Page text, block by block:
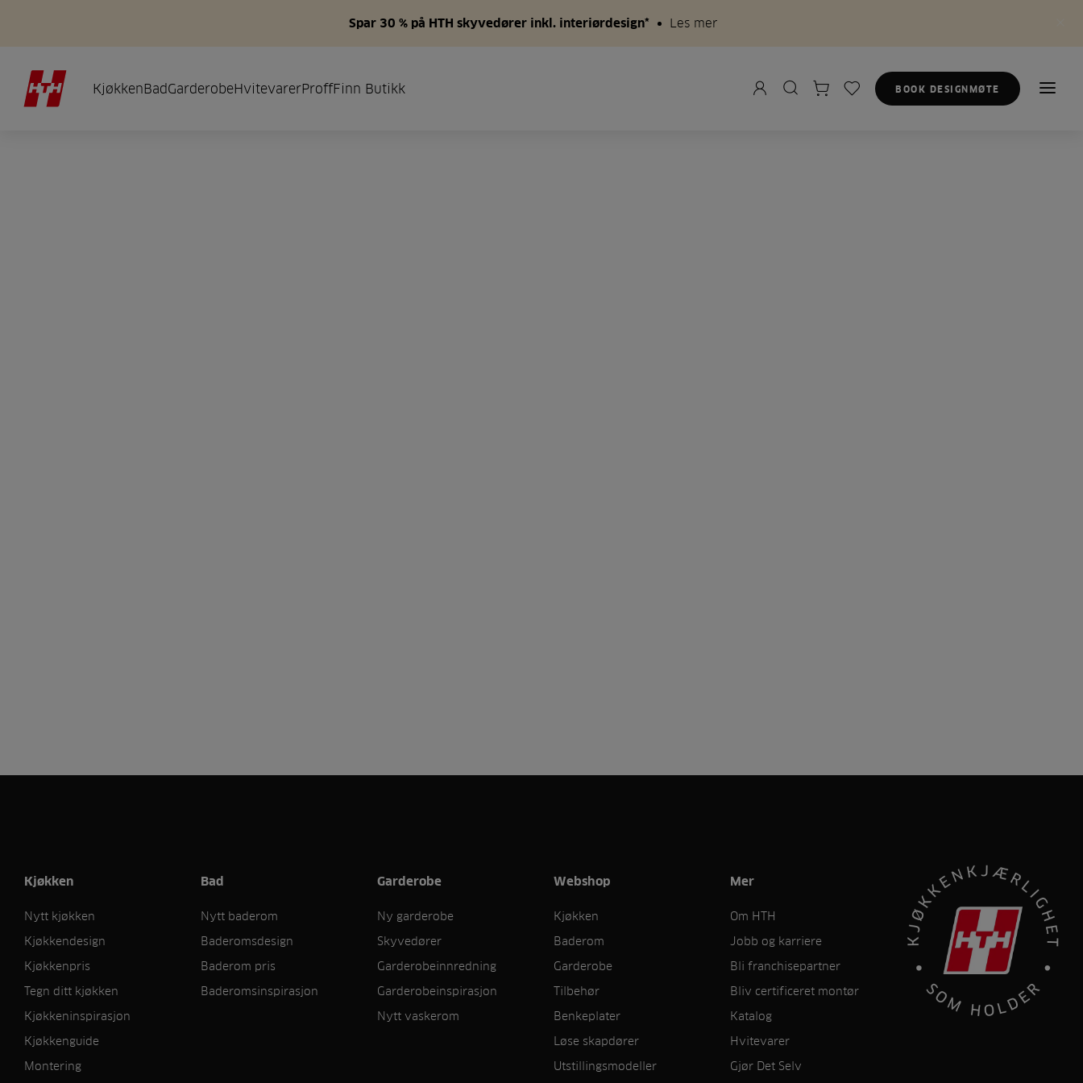
Spar 30 % på HTH skyvedører inkl. interiørdesign* Les mer
KjøkkenBadGarderobeHvitevarerProffFinn Butikk BOOK DESIGNMØTE
Kjøkken
Nytt kjøkken
Kjøkkendesign
Kjøkkenpris
Tegn ditt kjøkken
Kjøkkeninspirasjon
Kjøkkenguide
Montering
Bad
Nytt baderom
Baderomsdesign
Baderom pris
Baderomsinspirasjon
Garderobe
Ny garderobe
Skyvedører
Garderobeinnredning
Garderobeinspirasjon
Nytt vaskerom
Webshop
Kjøkken
Baderom
Garderobe
Tilbehør
Benkeplater
Løse skapdører
Utstillingsmodeller
Mer
Om HTH
Jobb og karriere
Bli franchisepartner
Bliv certificeret montør
Katalog
Hvitevarer
Gjør Det Selv